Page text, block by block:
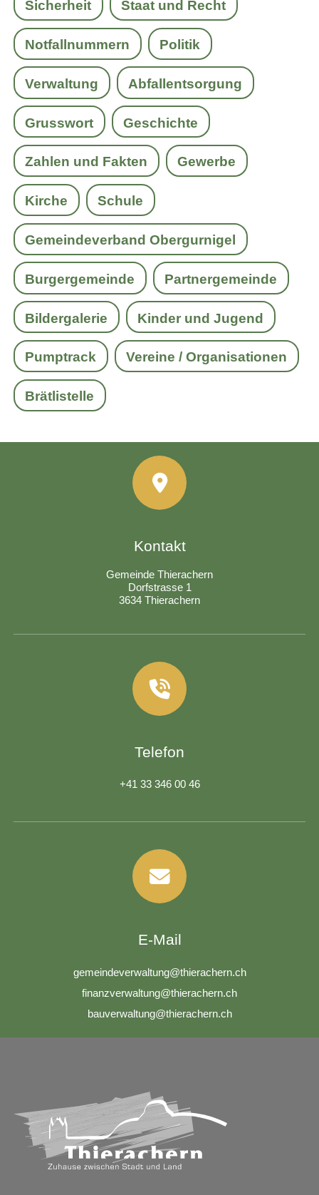
Sicherheit Staat und Recht
Notfallnummern Politik
Verwaltung Abfallentsorgung
Grusswort Geschichte
Zahlen und Fakten Gewerbe
Kirche Schule
Gemeindeverband Obergurnigel
Burgergemeinde Partnergemeinde
Bildergalerie Kinder und Jugend
Pumptrack Vereine / Organisationen
Brätlistelle
Kontakt
Gemeinde Thierachern
Dorfstrasse 1
3634 Thierachern
Telefon
+41 33 346 00 46
E-Mail
g m nd v rw lt ng th r ch rn ch
f n nzv rw lt ng th r ch rn ch
b
v rw lt ng th r ch rn ch